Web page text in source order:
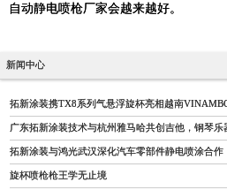
自动静电喷枪厂家会越来越好。
新闻中心
拓新涂装携TX8系列气悬浮旋杯亮相越南
广东拓新涂装技术与杭州雅马哈共创吉他，钢琴乐
拓新涂装与鸿光武汉深化汽车零部件静电喷涂合作
旋杯喷枪枪王学无止境